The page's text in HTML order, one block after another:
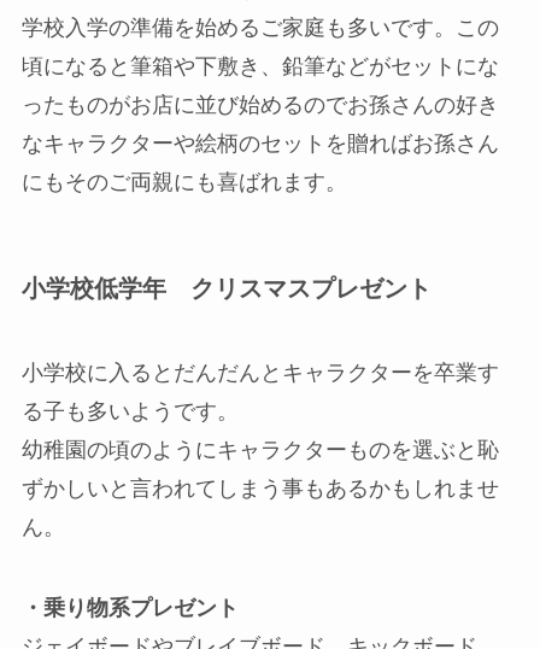
学校入学の準備を始めるご家庭も多いです。この
頃になると筆箱や下敷き、鉛筆などがセットにな
ったものがお店に並び始めるのでお孫さんの好き
なキャラクターや絵柄のセットを贈ればお孫さん
にもそのご両親にも喜ばれます。
小学校低学年 クリスマスプレゼント
小学校に入るとだんだんとキャラクターを卒業す
る子も多いようです。
幼稚園の頃のようにキャラクターものを選ぶと恥
ずかしいと言われてしまう事もあるかもしれませ
ん。
・乗り物系プレゼント